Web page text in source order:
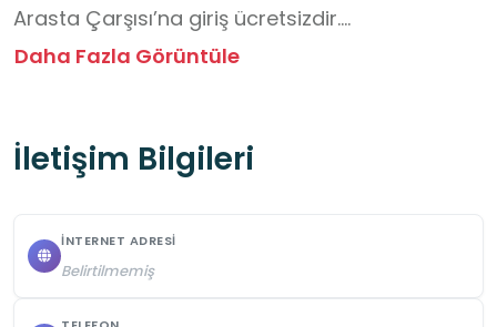
Arasta Çarşısı’na giriş ücretsizdir.
Genellikle sabah 09.00 – akşam 19.00 saatleri
Çarşı içerisinde ve çevresinde çeşitli kafe ve
dükkânlarda yapmamaları önerilir.
Daha Fazla Görüntüle
İletişim Bilgileri
İNTERNET ADRESI
Belirtilmemiş